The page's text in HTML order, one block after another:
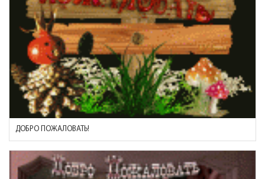
ДОБРО ПОЖАЛОВАТЬ!